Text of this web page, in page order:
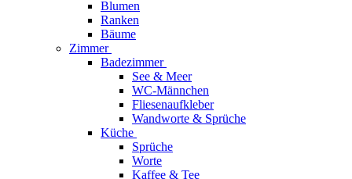
Blumen
Ranken
Bäume
Zimmer
Badezimmer
See & Meer
WC-Männchen
Fliesenaufkleber
Wandworte & Sprüche
Küche
Sprüche
Worte
Kaffee & Tee